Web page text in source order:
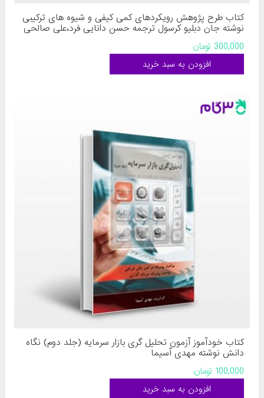
کتاب طرح پژوهش رویکردهای کمی کیفی و شیوه های ترکیبی
نوشته جان دبلیو کرسول ترجمه حسن دانایی فرد،علی صالحی
از کتاب مهربان
300,000 تومان
کتاب خودآموز آزمون تحلیل گری بازار سرمایه (جلد دوم) نگاه
دانش نوشته مهدی آسیما
100,000 تومان